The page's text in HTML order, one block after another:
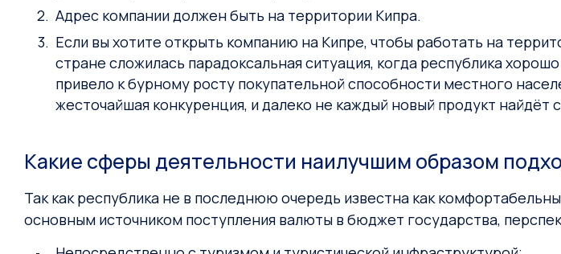
Адрес компании должен быть на территории Кипра.
Если вы хотите открыть компанию на Кипре, чтобы работать на
стране сложилась парадоксальная ситуация, когда республика
привело к бурному росту покупательной способности местного
жесточайшая конкуренция, и далеко не каждый новый продукт найдёт
Какие сферы деятельности наилучшим образом
Так как республика не в последнюю очередь известна как
основным источником поступления валюты в бюджет государства,